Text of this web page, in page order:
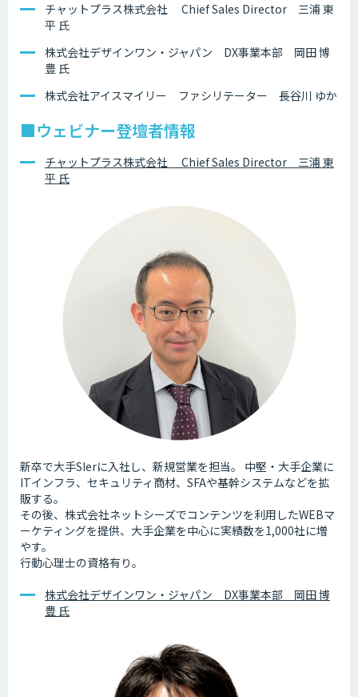
チャットプラス株式会社 Chief Sales Director 三浦 東
平 氏
株式会社デザインワン・ジャパン DX事業本部 岡田 博
豊 氏
株式会社アイスマイリー ファシリテーター 長谷川 ゆか
■ウェビナー登壇者情報
チャットプラス株式会社 Chief Sales Director 三浦 東
平 氏
新卒で大手SIerに入社し、新規営業を担当。 中堅・大手企業に
ITインフラ、セキュリティ商材、SFAや基幹システムなどを拡
販する。
その後、株式会社ネットシーズでコンテンツを利用したWEBマ
ーケティングを提供、大手企業を中心に実績数を1,000社に増
やす。
行動心理士の資格有り。
株式会社デザインワン・ジャパン DX事業本部 岡田 博
豊 氏